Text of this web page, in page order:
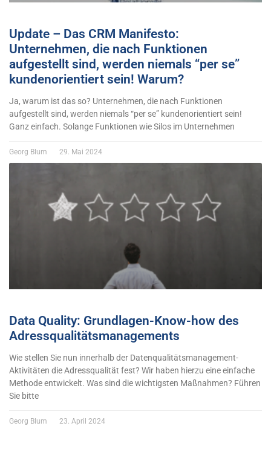
Update – Das CRM Manifesto:
Unternehmen, die nach Funktionen
aufgestellt sind, werden niemals “per se”
kundenorientiert sein! Warum?
Ja, warum ist das so? Unternehmen, die nach Funktionen
aufgestellt sind, werden niemals “per se” kundenorientiert sein!
Ganz einfach. Solange Funktionen wie Silos im Unternehmen
Georg Blum 29. Mai 2024
Data Quality: Grundlagen-Know-how des
Adressqualitätsmanagements
Wie stellen Sie nun innerhalb der Datenqualitätsmanagement-
Aktivitäten die Adressqualität fest? Wir haben hierzu eine einfache
Methode entwickelt. Was sind die wichtigsten Maßnahmen? Führen
Sie bitte
Georg Blum 23. April 2024